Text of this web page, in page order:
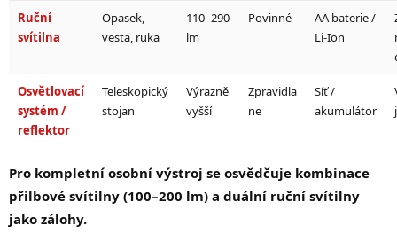
Ruční
svítilna
Opasek,
vesta, ruka
110–290
lm
Povinné
AA baterie /
Li-Ion
Osvětlovací
systém /
reflektor
Teleskopický
stojan
Výrazně
vyšší
Zpravidla
ne
Síť /
akumulátor
Pro kompletní osobní výstroj se osvědčuje kombinace
přilbové svítilny (100–200 lm) a duální ruční svítilny
jako zálohy.